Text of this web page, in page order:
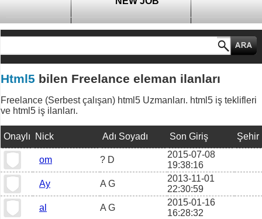
Html5 bilen Freelance eleman ilanları
Freelance (Serbest çalışan) html5 Uzmanları. html5 iş teklifleri
ve html5 iş ilanları.
Onaylı Nick Adı Soyadı Son Giriş Şehir
om ? D
2015-07-08
19:38:16
Ay
A G
2013-11-01
22:30:59
al
A G
2015-01-16
16:28:32